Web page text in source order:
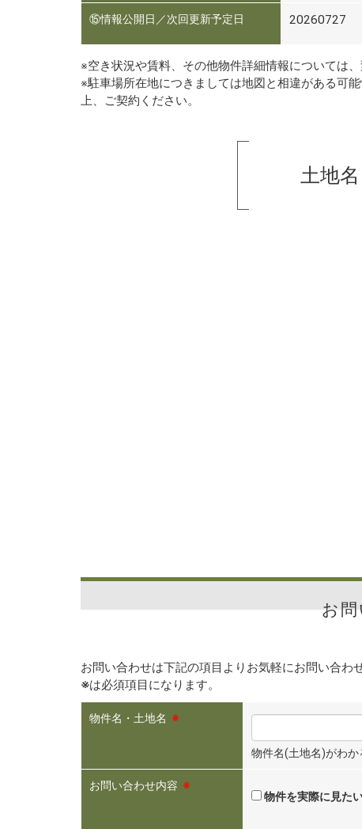
⑮情報公開日／次回更新予定日 20260727
※空き状況や賃料、その他物件詳細情報については
※駐車場所在地につきましては地図と相違がある可
上、ご契約ください。
土地
お
お問い合わせは下記の項目よりお気軽にお問い合わ
※は必須項目になります。
物件名・土地名 ※
物件名(土地名)がわ
お問い合わせ内容 ※
物件を実際に見た